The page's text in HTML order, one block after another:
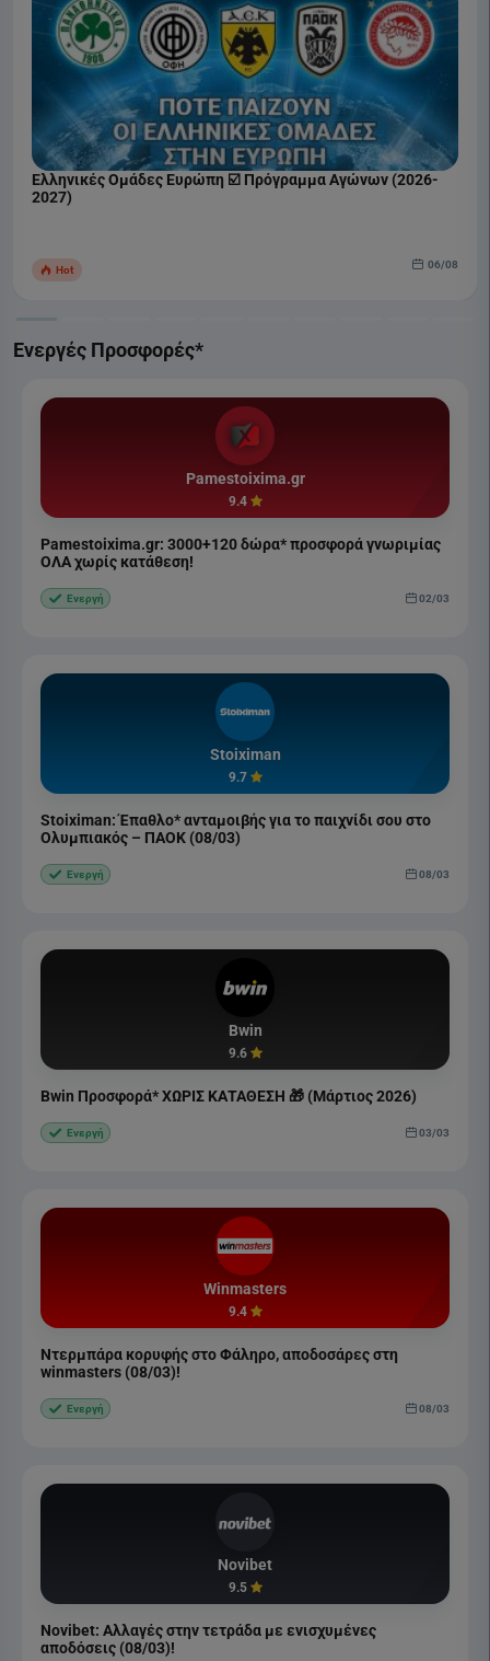
Ελληνικές Ομάδες Ευρώπη ☑️ Πρόγραμμα Αγώνων (2026-
2027)
Hot 06/08
Ενεργές Προσφορές*
Pamestoixima.gr
9.4
Pamestoixima.gr: 3000+120 δώρα* προσφορά γνωριμίας
ΟΛΑ χωρίς κατάθεση!
Ενεργή 02/03
Stoiximan
9.7
Stoiximan: Έπαθλο* ανταμοιβής για το παιχνίδι σου στο
Ολυμπιακός – ΠΑΟΚ (08/03)
Ενεργή 08/03
Bwin
9.6
Bwin Προσφορά* ΧΩΡΙΣ ΚΑΤΑΘΕΣΗ 🎁 (Μάρτιος 2026)
Ενεργή 03/03
Winmasters
9.4
Ντερμπάρα κορυφής στο Φάληρο, αποδοσάρες στη
winmasters (08/03)!
Ενεργή 08/03
Novibet
9.5
Novibet: Αλλαγές στην τετράδα με ενισχυμένες
αποδόσεις (08/03)!